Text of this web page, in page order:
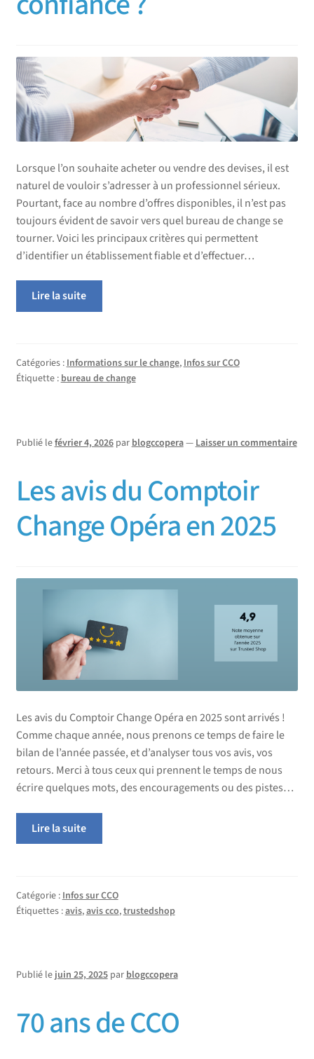
Lorsque l’on souhaite acheter ou vendre des devises, il est
naturel de vouloir s’adresser à un professionnel sérieux.
Pourtant, face au nombre d’offres disponibles, il n’est pas
toujours évident de savoir vers quel bureau de change se
tourner. Voici les principaux critères qui permettent
d’identifier un établissement fiable et d’effectuer…
Lire la suite
Catégories :Informations sur le change,Infos sur CCO
Étiquette :bureau de change
Publié lefévrier 4, 2026 parblogccopera—Laisser un commentaire
Les avis du Comptoir
Change Opéra en 2025
Les avis du Comptoir Change Opéra en 2025 sont arrivés !
Comme chaque année, nous prenons ce temps de faire le
bilan de l’année passée, et d’analyser tous vos avis, vos
retours. Merci à tous ceux qui prennent le temps de nous
écrire quelques mots, des encouragements ou des pistes…
Lire la suite
Catégorie : Infos sur CCO
Étiquettes :avis,avis cco,trustedshop
Publié lejuin 25, 2025 parblogccopera
70 ans de CCO